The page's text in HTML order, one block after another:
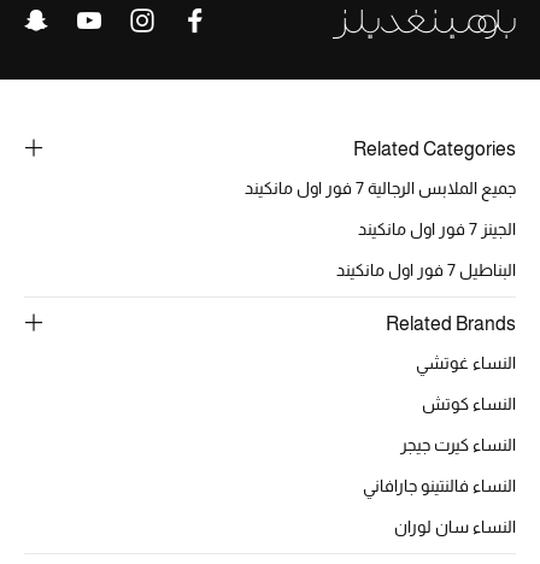
Related Categories
جميع الملابس الرجالية 7 فور اول مانكيند
الجينز 7 فور اول مانكيند
البناطيل 7 فور اول مانكيند
Related Brands
النساء غوتشي
النساء كوتش
النساء كيرت جيجر
النساء فالنتينو جارافاني
النساء سان لوران